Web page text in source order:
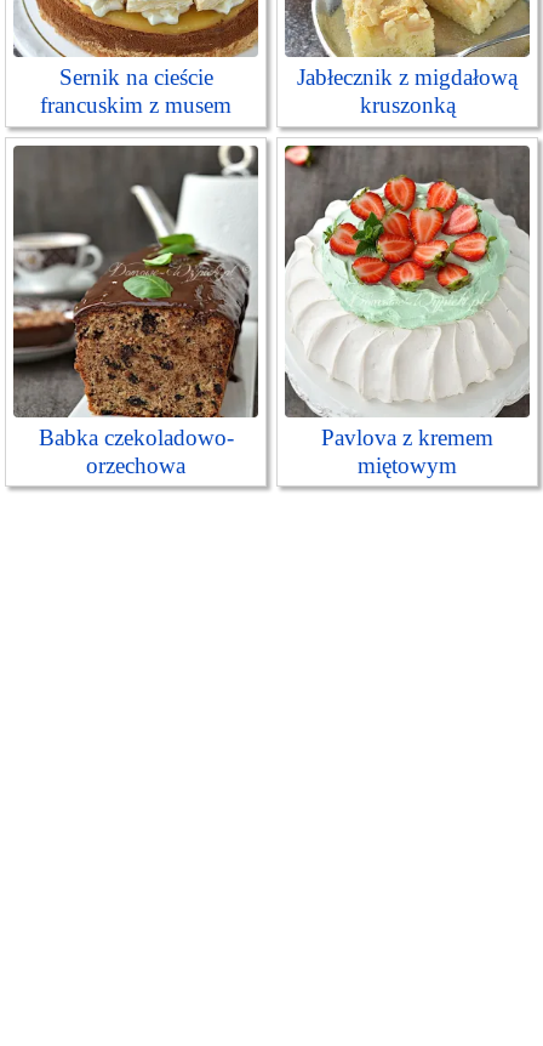
Sernik na cieście
francuskim z musem
jabłkowym
Jabłecznik z migdałową
kruszonką
Babka czekoladowo-
orzechowa
Pavlova z kremem
miętowym